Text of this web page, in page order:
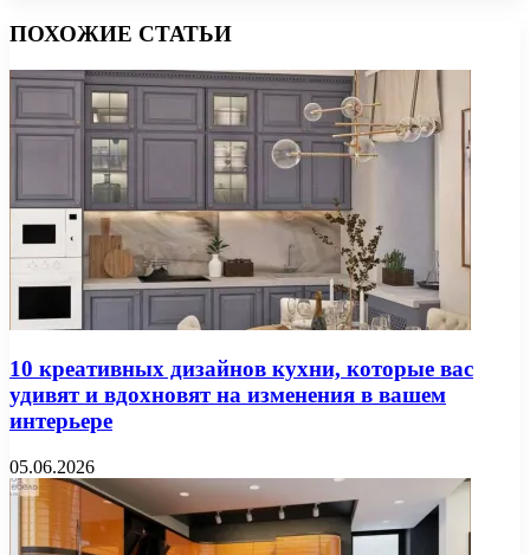
ПОХОЖИЕ СТАТЬИ
10 креативных дизайнов кухни, которые вас
удивят и вдохновят на изменения в вашем
интерьере
05.06.2026